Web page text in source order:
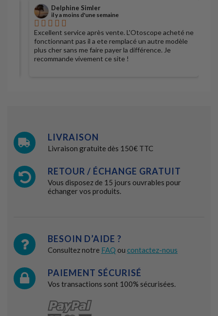
Delphine Simler
il y a moins d'une semaine
Excellent service après vente. L'Otoscope acheté ne
fonctionnant pas il a ete remplacé un autre modèle
plus cher sans me faire payer la différence. Je
recommande vivement ce site !
LIVRAISON
Livraison gratuite dès 150€ TTC
RETOUR / ÉCHANGE GRATUIT
Vous disposez de 15 jours ouvrables pour
échanger vos produits.
BESOIN D’AIDE ?
Consultez notre FAQ ou contactez-nous
PAIEMENT SÉCURISÉ
Vos transactions sont 100% sécurisées.